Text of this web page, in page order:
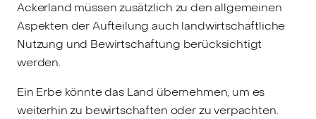
Ackerland müssen zusätzlich zu den allgemeinen
Aspekten der Aufteilung auch landwirtschaftliche
Nutzung und Bewirtschaftung berücksichtigt
werden.
Ein Erbe könnte das Land übernehmen, um es
weiterhin zu bewirtschaften oder zu verpachten.